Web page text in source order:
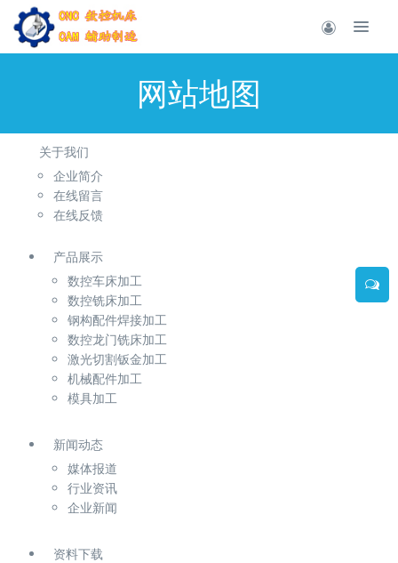
网站地图
关于我们
企业简介
在线留言
在线反馈
产品展示
数控车床加工
数控铣床加工
钢构配件焊接加工
数控龙门铣床加工
激光切割钣金加工
机械配件加工
模具加工
新闻动态
媒体报道
行业资讯
企业新闻
资料下载